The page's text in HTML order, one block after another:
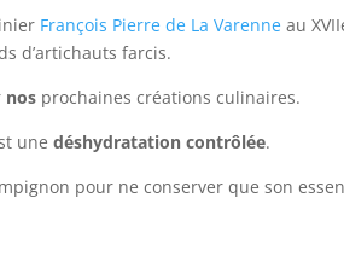
François Pierre de La Varenne au
d’artichauts farcis.
nos prochaines créations culinaires.
unedéshydratation contrôlée.
pour ne conserver que son